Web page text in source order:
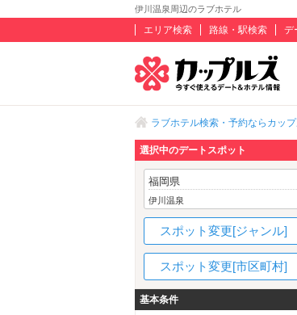
伊川温泉周辺のラブホテル
エリア検索 路線・駅検索 デ
ラブホテル検索・予約ならカッ
選択中のデートスポット
福岡県
伊川温泉
スポット変更[ジャンル]
スポット変更[市区町村]
基本条件